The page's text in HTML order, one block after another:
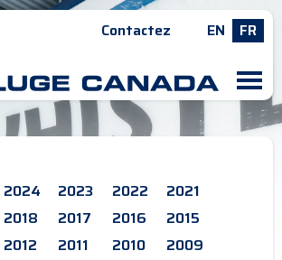
Contactez EN FR
M
2024 2023 2022
2021
2018 2017 2016
2015
2012 2011 2010
2009